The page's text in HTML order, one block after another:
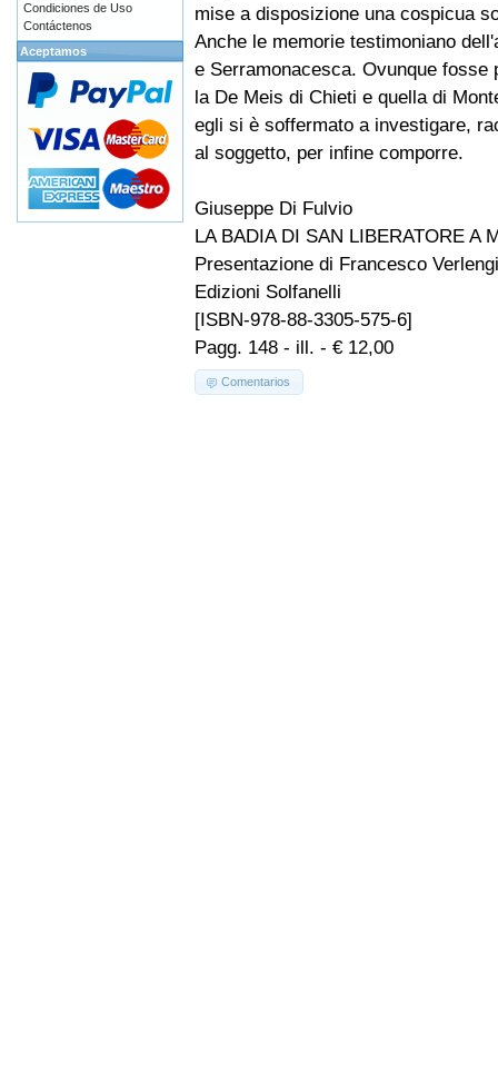
mise a disposizione una cospicua
Anche le memorie testimoniano
e Serramonacesca. Ovunque
la De Meis di Chieti e quella di
egli si è soffermato a investigare,
al soggetto, per infine comporre.
Giuseppe Di Fulvio
LA BADIA DI SAN LIBERATORE A
Presentazione di Francesco
Edizioni Solfanelli
[ISBN-978-88-3305-575-6]
Pagg. 148 - ill. - € 12,00
Comentarios
Condiciones de Uso
Contáctenos
Aceptamos